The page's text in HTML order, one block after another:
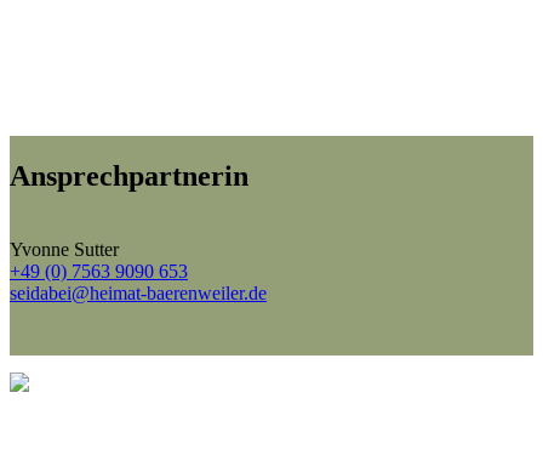
Ansprech­partnerin
Yvonne Sutter
+49 (0) 7563 9090 653
seidabei@heimat-baerenweiler.de